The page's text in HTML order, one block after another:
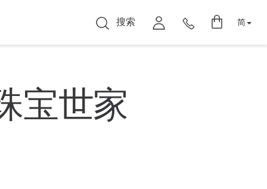
搜索 简
宝世家